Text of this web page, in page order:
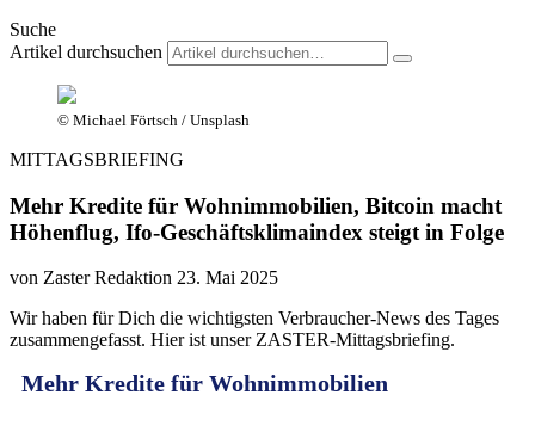
Suche
Artikel durchsuchen
© Michael Förtsch / Unsplash
MITTAGSBRIEFING
Mehr Kredite für Wohnimmobilien, Bitcoin macht
Höhenflug, Ifo-Geschäftsklimaindex steigt in Folge
von Zaster Redaktion 23. Mai 2025
Wir haben für Dich die wichtigsten Verbraucher-News des Tages
zusammengefasst. Hier ist unser ZASTER-Mittagsbriefing.
Mehr Kredite für Wohnimmobilien